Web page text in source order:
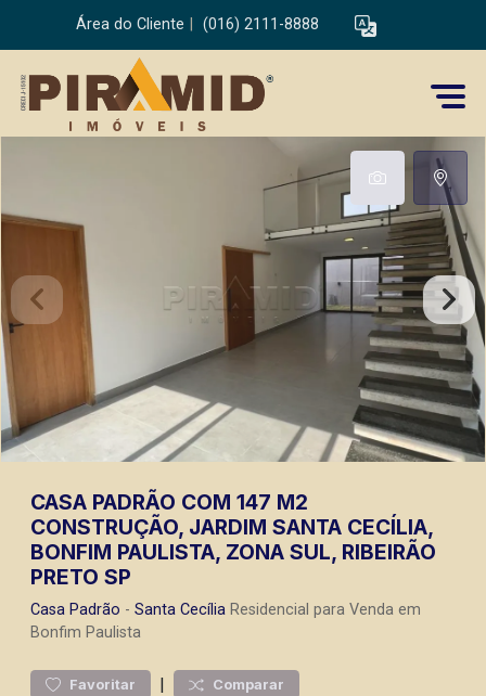
Área do Cliente (016) 2111-8888
CASA PADRÃO COM 147 M2
CONSTRUÇÃO, JARDIM SANTA CECÍLIA,
BONFIM PAULISTA, ZONA SUL, RIBEIRÃO
PRETO SP
Casa Padrão - Santa Cecília Residencial para Venda em
Bonfim Paulista
Favoritar | Comparar